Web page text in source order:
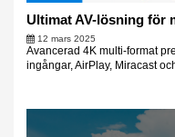
Ultimat AV-lösning för
12 mars 2025
Avancerad 4K multi-format
ingångar, AirPlay, Miracast